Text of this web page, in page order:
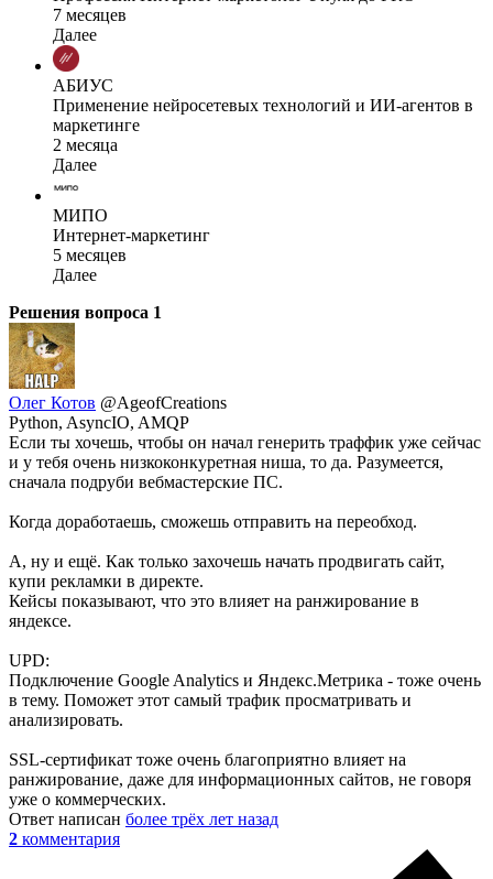
7 месяцев
Далее
АБИУС
Применение нейросетевых технологий и ИИ-агентов в
маркетинге
2 месяца
Далее
МИПО
Интернет-маркетинг
5 месяцев
Далее
Решения вопроса 1
Олег Котов @AgeofCreations
Python, AsyncIO, AMQP
Если ты хочешь, чтобы он начал генерить траффик уже сейчас
и у тебя очень низкоконкуретная ниша, то да. Разумеется,
сначала подруби вебмастерские ПС.
Когда доработаешь, сможешь отправить на переобход.
А, ну и ещё. Как только захочешь начать продвигать сайт,
купи рекламки в директе.
Кейсы показывают, что это влияет на ранжирование в
яндексе.
UPD:
Подключение Google Analytics и Яндекс.Метрика - тоже очень
в тему. Поможет этот самый трафик просматривать и
анализировать.
SSL-сертификат тоже очень благоприятно влияет на
ранжирование, даже для информационных сайтов, не говоря
уже о коммерческих.
Ответ написан более трёх лет назад
2 комментария